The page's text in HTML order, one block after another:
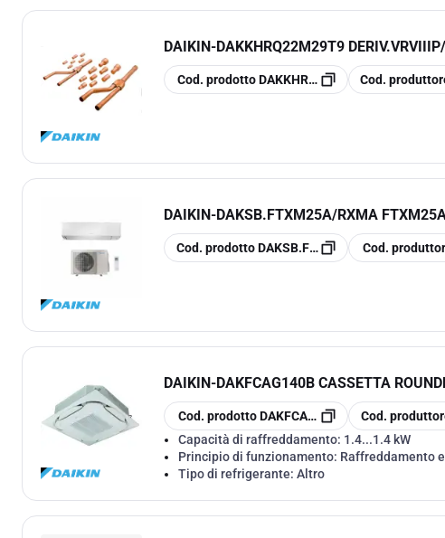
DAIKIN-DAKKHRQ22M29T9
copia
Cod. prodotto DAKKHRQ22M29T9
copia
Cod.
DAIKIN-DAKSB.FTXM25A/RXMA
copia
Cod. prodotto DAKSB.FTXM25A/RXMA
copiaCod.
DAIKIN-DAKFCAG140B CASSETTA
copiaCod. prodotto DAKFCAG140B copia
Cod.
Capacità di raffreddamento: 1.4...1.4 kW
Principio di funzionamento: Raffreddamento
Tipo di refrigerante: Altro